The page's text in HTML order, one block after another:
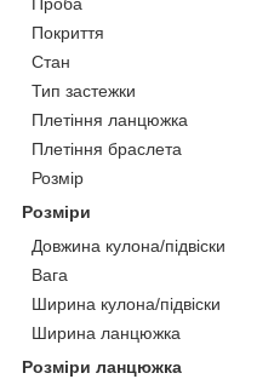
Покриття
Стан
Тип застежки
Плетіння ланцюжка
Плетіння браслета
Розмір
Розміри
Довжина кулона/підвіски
Вага
Ширина кулона/підвіски
Ширина ланцюжка
Розміри ланцюжка